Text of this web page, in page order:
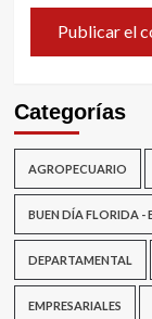
Categorías
AGROPECUARIO
BUEN DÍA FLORIDA -
DEPARTAMENTAL
EMPRESARIALES